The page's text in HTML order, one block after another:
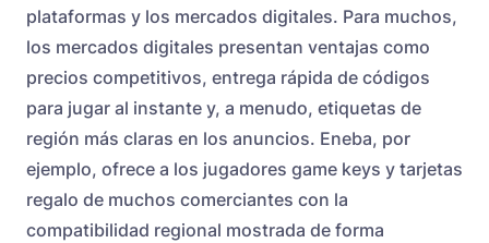
plataformas y los mercados digitales. Para muchos,
los mercados digitales presentan ventajas como
precios competitivos, entrega rápida de códigos
para jugar al instante y, a menudo, etiquetas de
región más claras en los anuncios. Eneba, por
ejemplo, ofrece a los jugadores game keys y tarjetas
regalo de muchos comerciantes con la
compatibilidad regional mostrada de forma